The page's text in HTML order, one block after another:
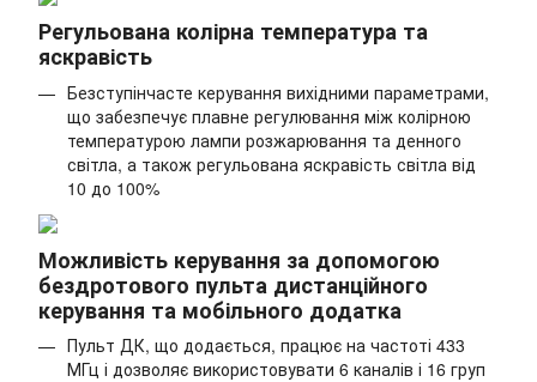
Регульована колірна температура та
яскравість
Безступінчасте керування вихідними параметрами,
що забезпечує плавне регулювання між колірною
температурою лампи розжарювання та денного
світла, а також регульована яскравість світла від
10 до 100%
Можливість керування за допомогою
бездротового пульта дистанційного
керування та мобільного додатка
Пульт ДК, що додається, працює на частоті 433
МГц і дозволяє використовувати 6 каналів і 16 груп